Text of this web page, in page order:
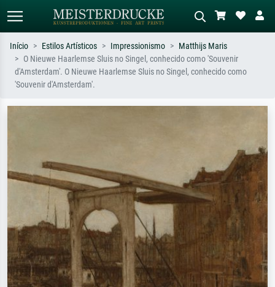
Pesquisa padrão Pesquisa de imagens IA
Pesquise por artista, título ou estilo –
Início Estilos Artísticos Impressionismo
Matthijs Maris
O Nieuwe Haarlemse Sluis no Singel, conhecido como 'Souvenir
d'Amsterdam'. O Nieuwe Haarlemse Sluis no Singel, conhecido como
'Souvenir d'Amsterdam'.